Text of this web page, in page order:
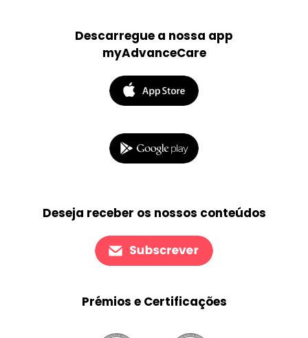
Descarregue a nossa app
myAdvanceCare
Deseja receber os nossos conteúdos
Prémios e Certificações